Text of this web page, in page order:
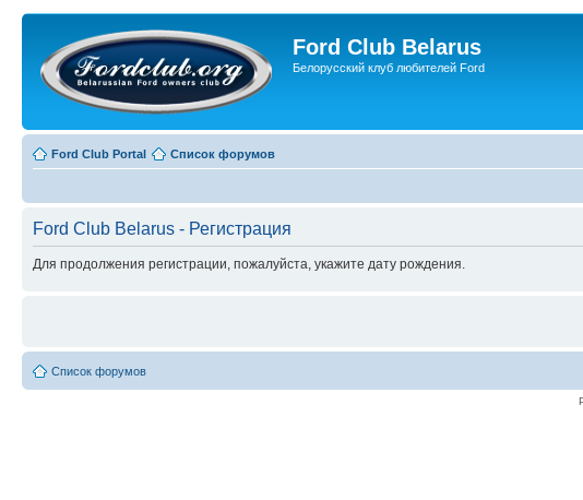
Ford Club Belarus
Белорусский клуб любителей Ford
Ford Club Portal Список форумов
Ford Club Belarus - Регистрация
Для продолжения регистрации, пожалуйста, укажите дату рождения.
Список форумов